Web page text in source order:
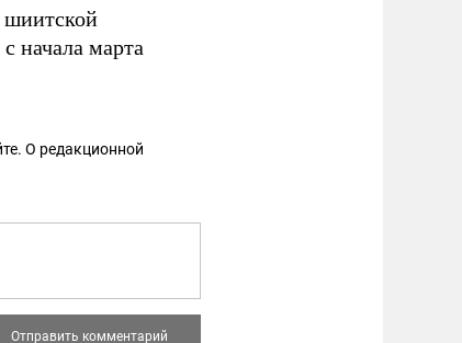
шиитской
начала марта
О редакционной